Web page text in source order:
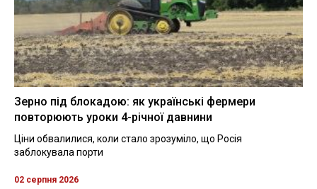
Зерно під блокадою: як українські фермери
повторюють уроки 4-річної давнини
Ціни обвалилися, коли стало зрозуміло, що Росія
заблокувала порти
02 серпня 2026